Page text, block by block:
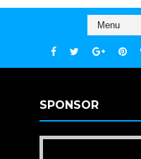
SPONSOR